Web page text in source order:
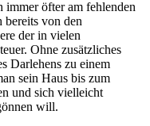
immer öfter am fehlenden
von den
der in vielen
Ohne zusätzliches
Darlehens zu einem
sein Haus bis zum
und sich vielleicht
will.